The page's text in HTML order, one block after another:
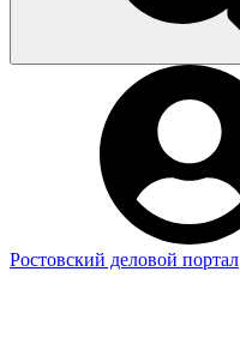
Ростовский деловой портал